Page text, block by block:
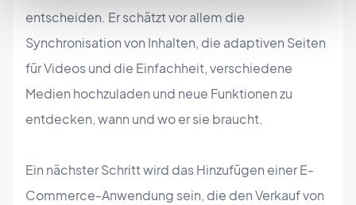
entscheiden. Er schätzt vor allem die
Synchronisation von Inhalten, die adaptiven Seiten
für Videos und die Einfachheit, verschiedene
Medien hochzuladen und neue Funktionen zu
entdecken, wann und wo er sie braucht.
Ein nächster Schritt wird das Hinzufügen einer E-
Commerce-Anwendung sein, die den Verkauf von